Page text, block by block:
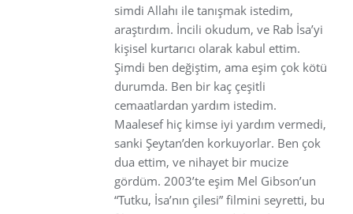
simdi Allahı ile tanışmak istedim,
araştırdım. İncili okudum, ve Rab İsa’yi
kişisel kurtarıcı olarak kabul ettim.
Şimdi ben değiştim, ama eşim çok kötü
durumda. Ben bir kaç çeşitli
cemaatlardan yardım istedim.
Maalesef hiç kimse iyi yardım vermedi,
sanki Şeytan’den korkuyorlar. Ben çok
dua ettim, ve nihayet bir mucize
gördüm. 2003’te eşim Mel Gibson’un
“Tutku, İsa’nın çilesi” filmini seyretti, bu